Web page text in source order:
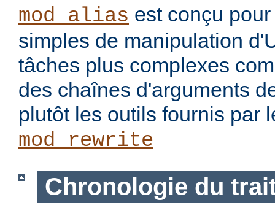
mod_alias est conçu
simples de manipulation
tâches plus complexes
des chaînes d'arguments
plutôt les outils fournis par
mod_rewrite
Chronologie du